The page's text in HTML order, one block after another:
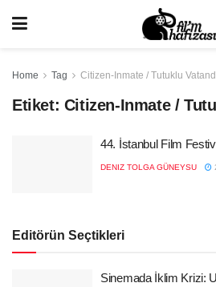
Home Tag Citizen-Inmate / Tutuklu
Etiket: Citizen-Inmate /
44. İstanbul Film
DENIZ TOLGA GÜNEYSU
Editörün Seçtikleri
Sinemada İklim Krizi: